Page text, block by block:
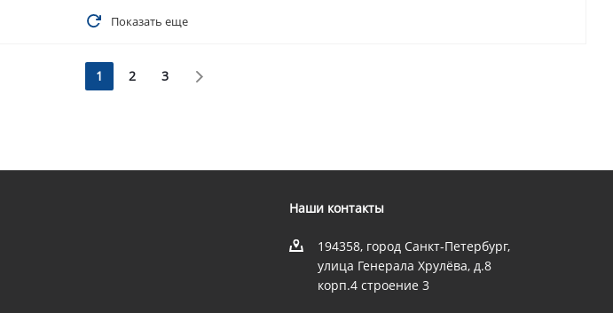
Показать еще
1 2 3
Наши контакты
194358, город Санкт-Петербург,
улица Генерала Хрулёва, д.8
корп.4 строение 3